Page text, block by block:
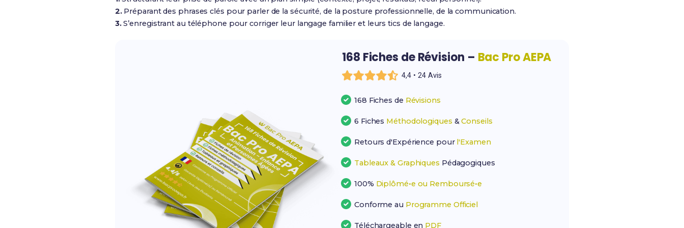
2.Préparant des phrases clés pour parler de la sécurité, de la posture professionnelle, de la communication.
3.S’enregistrant au téléphone pour corriger leur langage familier et leurs tics de langage.
168 Fiches de Révision – Bac Pro AEPA
4,4 • 24 Avis
168 Fiches de Révisions
6 Fiches Méthodologiques &Conseils
Retours d'Expérience pour l'Examen
Tableaux & Graphiques Pédagogiques
100% Diplômé•e ou Remboursé•e
Conforme au Programme Officiel
Téléchargeable en PDF